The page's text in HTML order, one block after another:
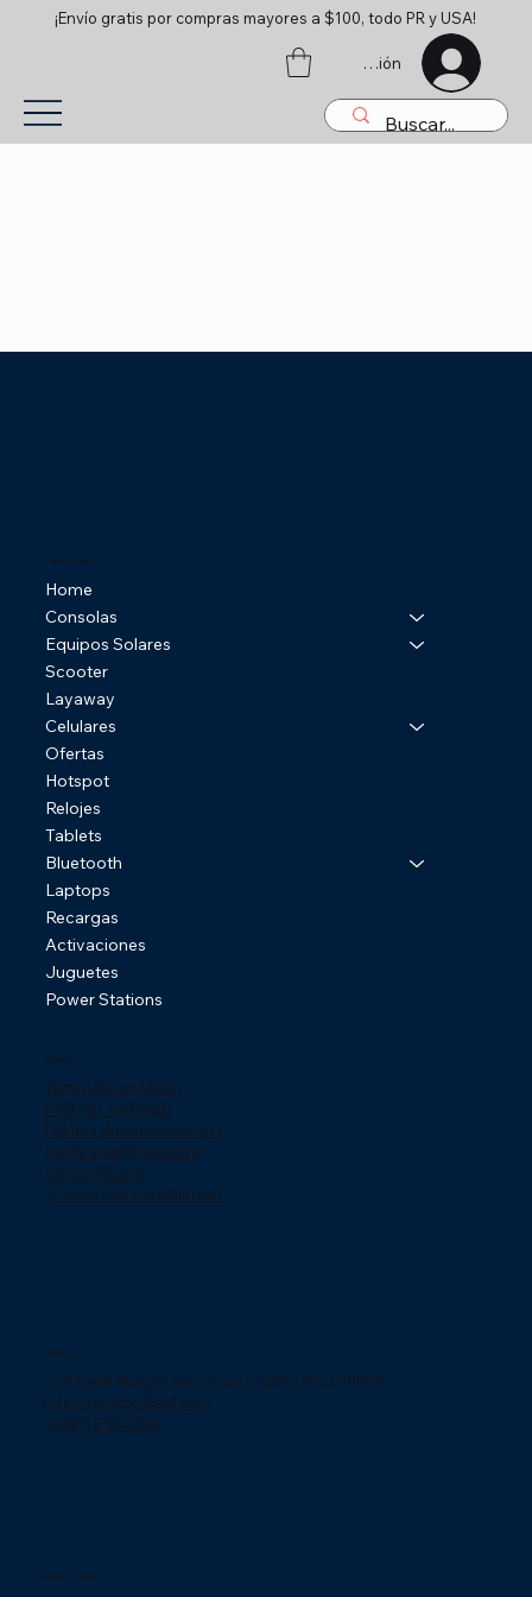
¡Envío gratis por compras mayores a $100, todo PR y USA!
Iniciar sesión
Tienda Online
Home
Consolas
Equipos Solares
Scooter
Layaway
Celulares
Ofertas
Hotspot
Relojes
Tablets
Bluetooth
Laptops
Recargas
Activaciones
Juguetes
Power Stations
Politicas
Terms & Conditions
Politicas de Envío
Politica de Devoluciones
Politica de Privacidad
ChargeBacks
¿Como funciona Klarna?
Contácto
754 Calle Murgia San Juan, Puerto Rico 00909.
jjelectronicpr@aol.com
+(787) 233-2166
Redes Sociales